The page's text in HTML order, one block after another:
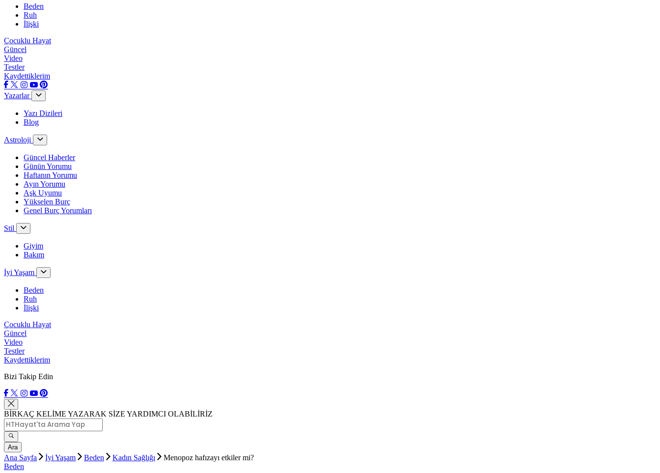
Beden
Ruh
İlişki
Çocuklu Hayat
Güncel
Video
Testler
Kaydettiklerim
Yazarlar
Yazı Dizileri
Blog
Astroloji
Güncel Haberler
Günün Yorumu
Haftanın Yorumu
Ayın Yorumu
Aşk Uyumu
Yükselen Burç
Genel Burç Yorumları
Stil
Giyim
Bakım
İyi Yaşam
Beden
Ruh
İlişki
Çocuklu Hayat
Güncel
Video
Testler
Kaydettiklerim
Bizi Takip Edin
BİRKAÇ KELİME YAZARAK SİZE YARDIMCI OLABİLİRİZ
Ara
Ana Sayfa İyi Yaşam Beden Kadın Sağlığı
Menopoz hafızayı etkiler mi?
Beden